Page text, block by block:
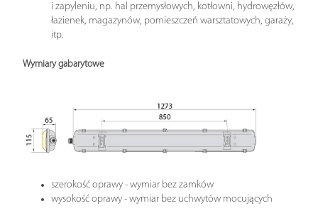
i zapyleniu, np. hal przemysłowych, kotłowni, hydrowęzłów,
łazienek, magazynów, pomieszczeń warsztatowych, garaży,
itp.
Wymiary gabarytowe
szerokość oprawy - wymiar bez zamków
wysokość oprawy - wymiar bez uchwytów mocujących